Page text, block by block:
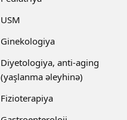
USM
Ginekologiya
Diyetologiya, anti-aging
(yaşlanma əleyhinə)
Fizioterapiya